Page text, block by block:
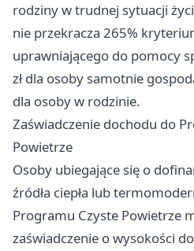
rodziny w trudnej sytuacji
nie przekracza 265%
uprawniającego do pomocy
zł dla osoby samotnie
dla osoby w rodzinie.
Zaświadczenie dochodu do
Powietrze
Osoby ubiegające się o
źródła ciepła lub
Programu Czyste Powietrze
zaświadczenie o wysokości